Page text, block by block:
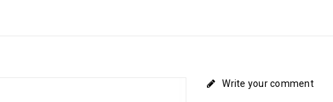
Write your comment